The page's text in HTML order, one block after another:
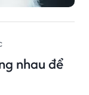
nhau để